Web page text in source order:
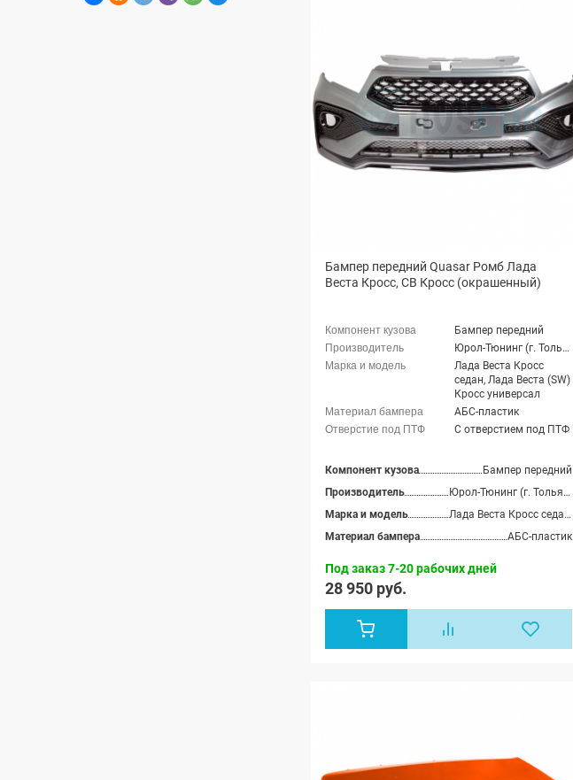
Бампер передний Quasar Ромб Лада
Веста Кросс, СВ Кросс (окрашенный)
Бампер передний
Юрол-Тюнинг (г. Тольятти)
Лада Веста Кросс
седан, Лада Веста (SW)
Кросс универсал
АБС-пластик
С отверстием под ПТФ
Компонент кузова
Бампер передний
Производитель
Юрол-Тюнинг (г. Тольятти)
Марка и модель
Лада Веста Кросс седан, Лада Веста (SW) Кросс универсал
Материал бампера
АБС-пластик
Под заказ 7-20 рабочих дней
28 950 руб.